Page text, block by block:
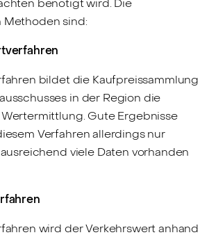
sind:
bildet die Kaufpreissammlung
in der Region die
Gute Ergebnisse
Verfahren allerdings nur
viele Daten vorhanden
wird der Verkehrswert anhand